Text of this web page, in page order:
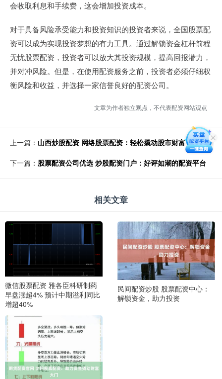
会收取利息和手续费，这会增加投资成本。
对于具备风险承受能力和投资知识的投资者来说，全国股票配
资可以成为实现投资梦想的有力工具。通过解锁资金杠杆前程
无忧股票配资，投资者可以放大其投资规模，提高回报潜力，
并对冲风险。但是，在使用配资服务之前，投资者必须仔细权
衡风险和收益，并选择一家信誉良好的配资公司。
文章为作者独立观点，不代表配资网站观点
上一篇： 山西炒股配资 网络股票配资：轻松撬动股市财富
下一篇： 股票配资公司优选 炒股配资门户：好评如潮的配资平台
相关文章
微信股票配资 雅各臣科研制药
早盘涨超4% 预计中期溢利同比
增超40%
民间配资炒股 股票配资中心：
解锁资金，助力投资